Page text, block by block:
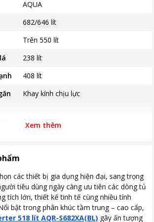
AQUA
682/646 lít
Trên 550 lít
238 lít
408 lít
Khay kính chịu lực
Có inverter
190W
Công nghệ Twin Inverter
Xem thêm
các thiết bị gia dụng hiện đại, sang trọng
tiêu dùng ngày càng ưu tiên các dòng tủ
tích lớn, thiết kế tinh tế cùng nhiều tính
bật trong phân khúc tầm trung – cao cấp,
518 lít AQR-S682XA(BL) gây ấn tượng